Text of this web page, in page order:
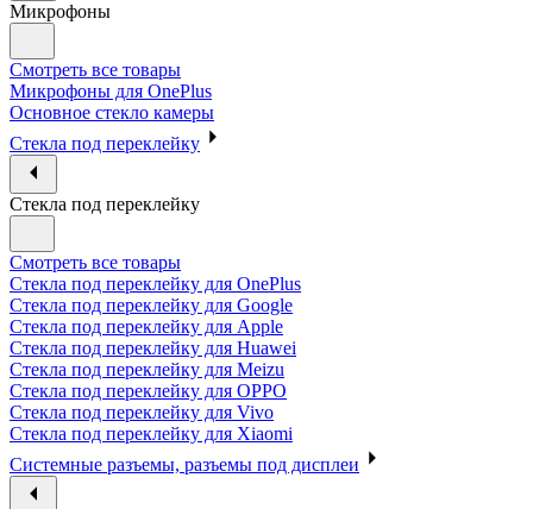
Микрофоны
Смотреть все товары
Микрофоны для OnePlus
Основное стекло камеры
Стекла под переклейку
Стекла под переклейку
Смотреть все товары
Стекла под переклейку для OnePlus
Стекла под переклейку для Google
Стекла под переклейку для Apple
Стекла под переклейку для Huawei
Стекла под переклейку для Meizu
Стекла под переклейку для OPPO
Стекла под переклейку для Vivo
Стекла под переклейку для Xiaomi
Системные разъемы, разъемы под дисплеи